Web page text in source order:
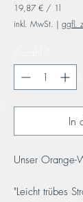
19,87 € / 1l
19,87 €
pro
inkl. MwSt. | ggfl.
In
Unser Orange-
"Leicht trübes